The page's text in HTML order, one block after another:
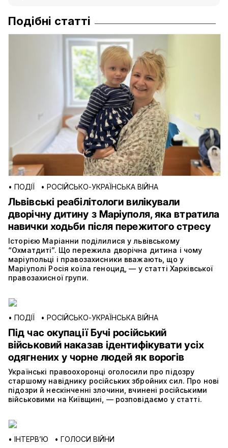
Подібні статті
• ПОДІЇ • РОСІЙСЬКО-УКРАЇНСЬКА ВІЙНА
Львівські реабілітологи вилікували
дворічну дитину з Маріуполя, яка втратила
навички ходьби після пережитого стресу
Історією Маріанни поділилися у львівському
“Охматдиті”. Що пережила дворічна дитина і чому
маріупольці і правозахисники вважають, що у
Маріуполі Росія коїла геноцид, — у статті Харківської
правозахисної групи.
• ПОДІЇ • РОСІЙСЬКО-УКРАЇНСЬКА ВІЙНА
Під час окупації Бучі російський
військовий наказав ідентифікувати усіх
одягнених у чорне людей як ворогів
Українські правоохоронці оголосили про підозру
старшому навіднику російських збройних сил. Про нові
підозри й нескінченні злочини, вчинені російськими
військовими на Київщині, — розповідаємо у статті.
• ІНТЕРВ’Ю • ГОЛОСИ ВІЙНИ